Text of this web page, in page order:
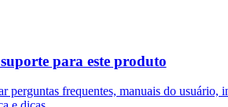
para este produto
perguntas frequentes, manuais do usuário,